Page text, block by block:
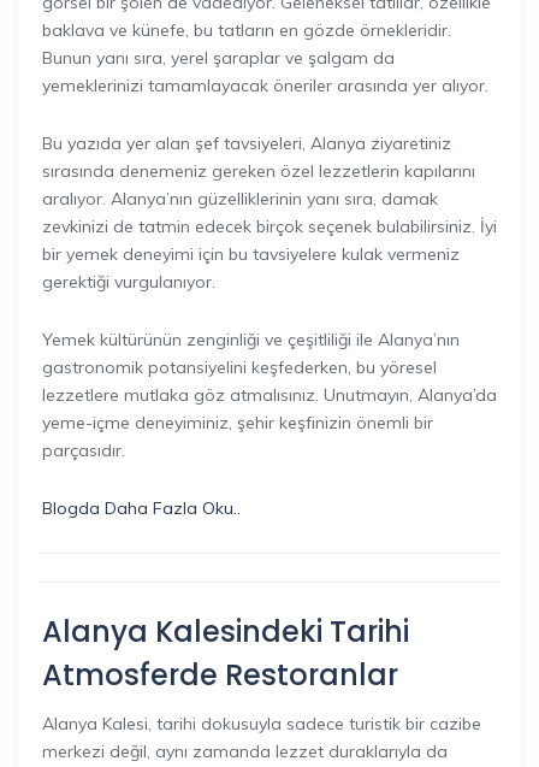
baklava ve künefe, bu tatların en gözde örnekleridir.
Bunun yanı sıra, yerel şaraplar ve şalgam da
yemeklerinizi tamamlayacak öneriler arasında yer alıyor.
Bu yazıda yer alan şef tavsiyeleri, Alanya ziyaretiniz
sırasında denemeniz gereken özel lezzetlerin kapılarını
aralıyor. Alanya’nın güzelliklerinin yanı sıra, damak
zevkinizi de tatmin edecek birçok seçenek bulabilirsiniz. İyi
bir yemek deneyimi için bu tavsiyelere kulak vermeniz
gerektiği vurgulanıyor.
Yemek kültürünün zenginliği ve çeşitliliği ile Alanya’nın
gastronomik potansiyelini keşfederken, bu yöresel
lezzetlere mutlaka göz atmalısınız. Unutmayın, Alanya’da
yeme-içme deneyiminiz, şehir keşfinizin önemli bir
parçasıdır.
Blogda Daha Fazla Oku..
Alanya Kalesindeki Tarihi
Atmosferde Restoranlar
Alanya Kalesi, tarihi dokusuyla sadece turistik bir cazibe
merkezi değil, aynı zamanda lezzet duraklarıyla da